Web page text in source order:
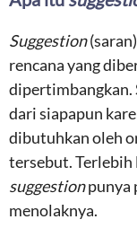
Suggestion
rencana yang
dipertimbangkan.
dari siapapun
dibutuhkan oleh
tersebut. Terlebih
suggestionpunya
menolaknya.